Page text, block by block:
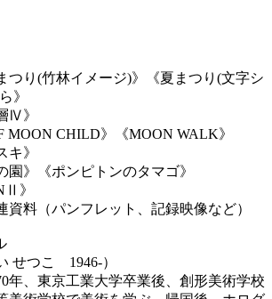
つり(竹林イメージ)》《夏まつり(文字シ
》
Ⅳ》
MOON CHILD》《MOON WALK》
キ》
園》《ポンピトンのタマゴ》
》
資料（パンフレット、記録映像など）
せつこ 1946-）
年、東京工業大学卒業後、創形美術学校